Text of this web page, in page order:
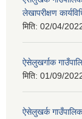
लेखापरीक्षण
मिति: 02/04/
ऐसेलुखर्गाक
मिति: 01/09/
ऐसेलुखर्क